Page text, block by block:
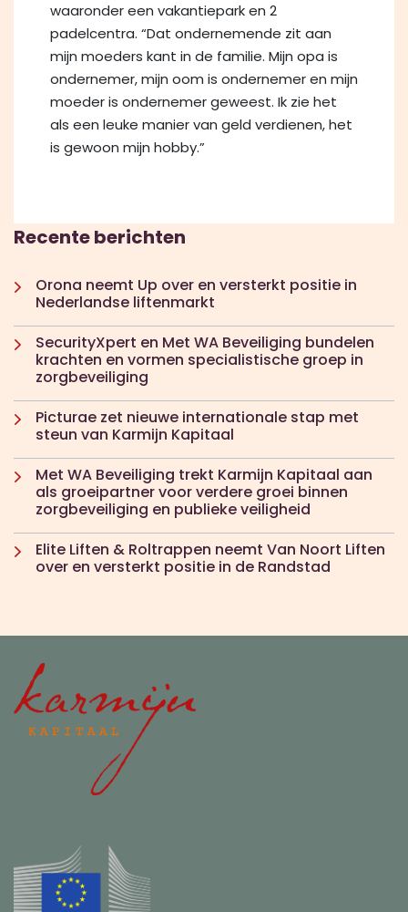
waaronder een vakantiepark en 2
padelcentra. “Dat ondernemende zit aan
mijn moeders kant in de familie. Mijn opa is
ondernemer, mijn oom is ondernemer en mijn
moeder is ondernemer geweest. Ik zie het
als een leuke manier van geld verdienen, het
is gewoon mijn hobby.”
Recente berichten
Orona neemt Up over en versterkt positie in
Nederlandse liftenmarkt
SecurityXpert en Met WA Beveiliging bundelen
krachten en vormen specialistische groep in
zorgbeveiliging
Picturae zet nieuwe internationale stap met
steun van Karmijn Kapitaal
Met WA Beveiliging trekt Karmijn Kapitaal aan
als groeipartner voor verdere groei binnen
zorgbeveiliging en publieke veiligheid
Elite Liften & Roltrappen neemt Van Noort Liften
over en versterkt positie in de Randstad